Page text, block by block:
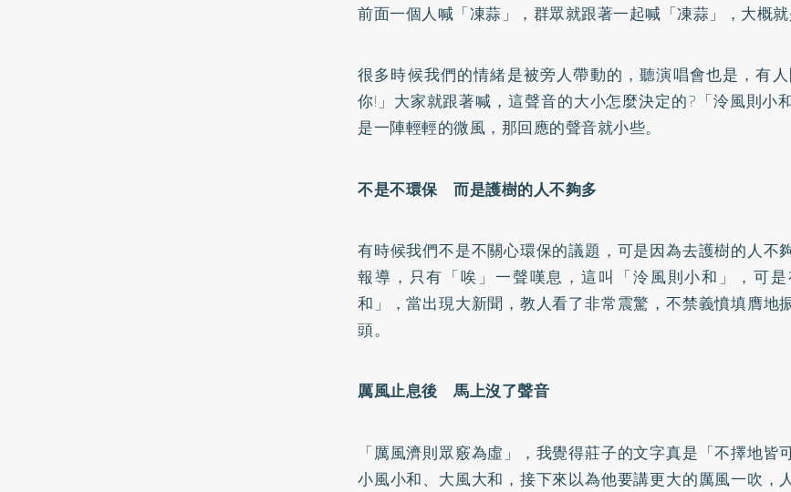
前面一個人喊「凍蒜」，群眾就跟著一起喊「凍蒜」，大概就
很多時候我們的情緒是被旁人帶動的，聽演唱會也是，有
你!」大家就跟著喊，這聲音的大小怎麼決定的?「泠風則小
是一陣輕輕的微風，那回應的聲音就小些。
不是不環保 而是護樹的人不夠多
有時候我們不是不關心環保的議題，可是因為去護樹的人不
報導，只有「唉」一聲嘆息，這叫「泠風則小和」，可
和」，當出現大新聞，教人看了非常震驚，不禁義憤填膺地
頭。
厲風止息後 馬上沒了聲音
「厲風濟則眾竅為虛」，我覺得莊子的文字真是「不擇地皆
小風小和、大風大和，接下來以為他要講更大的厲風一吹，